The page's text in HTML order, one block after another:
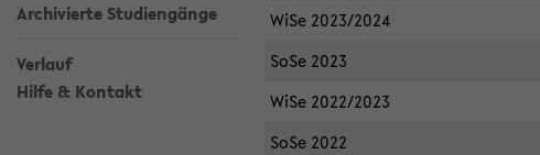
Archivierte Studiengänge
Verlauf
Hilfe & Kontakt
WiSe 2023/2024
SoSe 2023
WiSe 2022/2023
SoSe 2022